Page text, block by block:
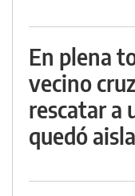
En plena
vecino
rescatar a
quedó